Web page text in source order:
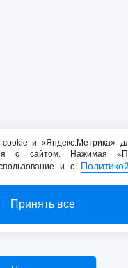
и «Яндекс.Метрика»
с сайтом. Нажимая
и с
Принять все